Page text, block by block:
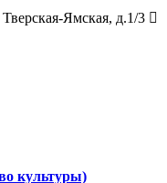
Ямская, д.1/3
культуры)